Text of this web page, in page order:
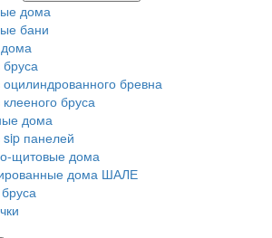
дома
бани
бревна
бруса
дома
панелей
щитовые дома
дома ШАЛЕ